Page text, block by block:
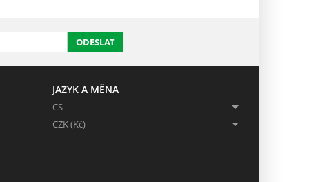
ODESLAT
JAZYK A MĚNA
CS
CZK (Kč)